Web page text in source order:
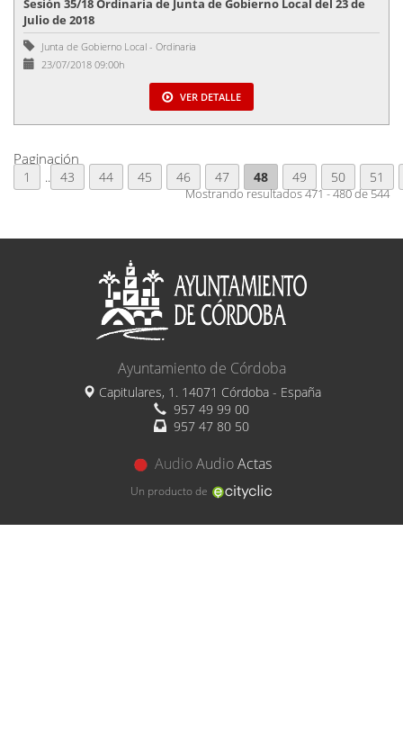
Sesión 35/18 Ordinaria de Junta de Gobierno Local del 23 de
Julio de 2018
Junta de Gobierno Local - Ordinaria
23/07/2018 09:00h
VER DETALLE
Paginación
1 .. 43 44 45 46 47 48 49 50 51
Mostrando resultados 471 - 480 de 544
Ayuntamiento de Córdoba
Capitulares, 1. 14071 Córdoba - España
957 49 99 00
957 47 80 50
AudioAudioActas
Un producto de